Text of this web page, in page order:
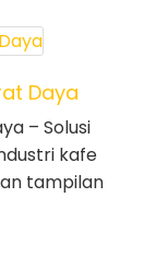
Daya
– Solusi
kafe
tampilan